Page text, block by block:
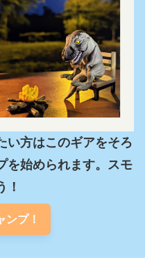
い方はこのギアをそろ
を始められます。スモ
！
ンプ！